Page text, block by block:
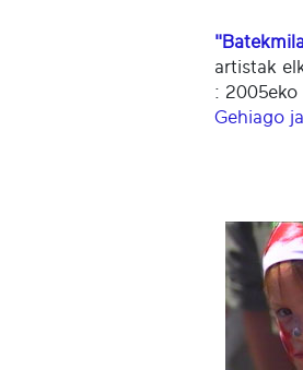
artistak
: 2005eko
Gehiago